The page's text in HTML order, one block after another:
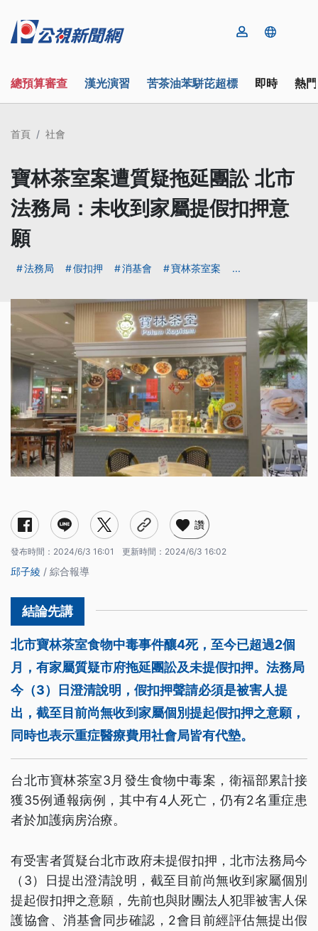
總預算審查 漢光演習 苦茶油苯駢芘超標 即時 熱
首頁 社會
寶林茶室案遭質疑拖延團訟 北市
法務局：未收到家屬提假扣押意
願
法務局 假扣押 消基會 寶林茶室案 ...
讚
發布時間： 2024/6/3 16:01 更新時間： 2024/6/3 16:02
邱子綾 / 綜合報導
北市寶林茶室食物中毒事件釀4死，至今已超過2個
月，有家屬質疑市府拖延團訟及未提假扣押。法務局
今（3）日澄清說明，假扣押聲請必須是被害人提
出，截至目前尚無收到家屬個別提起假扣押之意願，
同時也表示重症醫療費用社會局皆有代墊。
台北市寶林茶室3月發生食物中毒案，衛福部累計接
獲35例通報病例，其中有4人死亡，仍有2名重症患
者於加護病房治療。
有受害者質疑台北市政府未提假扣押，北市法務局今
（3）日提出澄清說明，截至目前尚無收到家屬個別
提起假扣押之意願，先前也與財團法人犯罪被害人保
護協會、消基會同步確認，2會目前經評估無提出假